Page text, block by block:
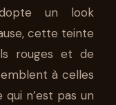
un look
cette teinte
rouges et de
à celles
qui n’est pas un